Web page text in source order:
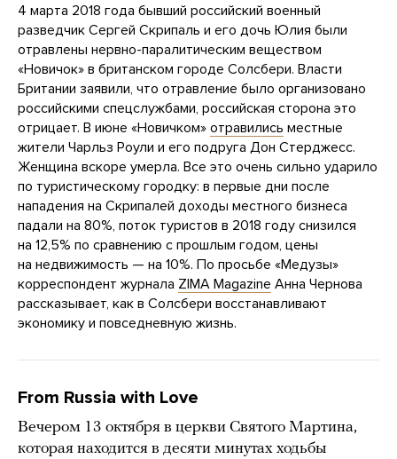
4 марта 2018 года бывший российский военный
разведчик Сергей Скрипаль и его дочь Юлия были
отравлены нервно-паралитическим веществом
«Новичок» в британском городе Солсбери. Власти
Британии заявили, что отравление было организовано
российскими спецслужбами, российская сторона это
отрицает. В июне «Новичком» отравились местные
жители Чарльз Роули и его подруга Дон Стерджесс.
Женщина вскоре умерла. Все это очень сильно ударило
по туристическому городку: в первые дни после
нападения на Скрипалей доходы местного бизнеса
падали на 80%, поток туристов в 2018 году снизился
на 12,5% по сравнению с прошлым годом, цены
на недвижимость — на 10%. По просьбе «Медузы»
корреспондент журнала ZIMA Magazine Анна Чернова
рассказывает, как в Солсбери восстанавливают
экономику и повседневную жизнь.
From Russia with Love
Вечером 13 октября в церкви Святого Мартина,
которая находится в десяти минутах ходьбы